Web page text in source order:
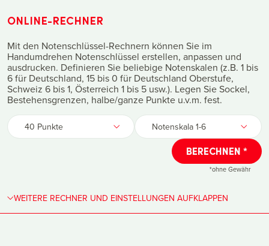
ONLINE-RECHNER
Mit den Notenschlüssel-Rechnern können Sie im
Handumdrehen Notenschlüssel erstellen, anpassen und
ausdrucken. Definieren Sie beliebige Notenskalen (z.B. 1 bis
6 für Deutschland, 15 bis 0 für Deutschland Oberstufe,
Schweiz 6 bis 1, Österreich 1 bis 5 usw.). Legen Sie Sockel,
Bestehensgrenzen, halbe/ganze Punkte u.v.m. fest.
Punkte Notenskala
BERECHNEN *
*ohne Gewähr
WEITERE RECHNER UND EINSTELLUNGEN AUFKLAPPEN